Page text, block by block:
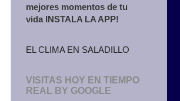
mejores momentos de tu
vida INSTALA LA APP!
EL CLIMA EN SALADILLO
VISITAS HOY EN TIEMPO
REAL BY GOOGLE